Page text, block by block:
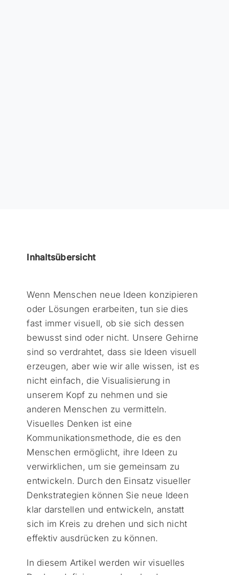
Inhaltsübersicht
Wenn Menschen neue Ideen konzipieren
oder Lösungen erarbeiten, tun sie dies
fast immer visuell, ob sie sich dessen
bewusst sind oder nicht. Unsere Gehirne
sind so verdrahtet, dass sie Ideen visuell
erzeugen, aber wie wir alle wissen, ist es
nicht einfach, die Visualisierung in
unserem Kopf zu nehmen und sie
anderen Menschen zu vermitteln.
Visuelles Denken ist eine
Kommunikationsmethode, die es den
Menschen ermöglicht, ihre Ideen zu
verwirklichen, um sie gemeinsam zu
entwickeln. Durch den Einsatz visueller
Denkstrategien können Sie neue Ideen
klar darstellen und entwickeln, anstatt
sich im Kreis zu drehen und sich nicht
effektiv ausdrücken zu können.
In diesem Artikel werden wir visuelles